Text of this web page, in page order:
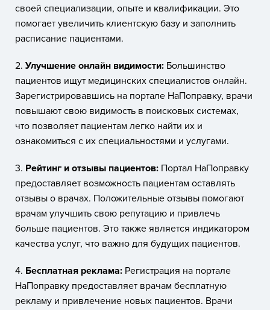
своей специализации, опыте и квалификации. Это
помогает увеличить клиентскую базу и заполнить
расписание пациентами.
2. Улучшение онлайн видимости: Большинство
пациентов ищут медицинских специалистов онлайн.
Зарегистрировавшись на портале НаПоправку, врачи
повышают свою видимость в поисковых системах,
что позволяет пациентам легко найти их и
ознакомиться с их специальностями и услугами.
3. Рейтинг и отзывы пациентов: Портал НаПоправку
предоставляет возможность пациентам оставлять
отзывы о врачах. Положительные отзывы помогают
врачам улучшить свою репутацию и привлечь
больше пациентов. Это также является индикатором
качества услуг, что важно для будущих пациентов.
4. Бесплатная реклама: Регистрация на портале
НаПоправку предоставляет врачам бесплатную
рекламу и привлечение новых пациентов. Врачи